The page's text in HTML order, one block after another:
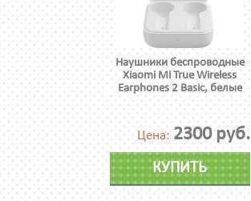
Наушники беспроводные
Xiaomi Mi True Wireless
Earphones 2 Basic, белые
Цена: 2300 руб.
КУПИТЬ